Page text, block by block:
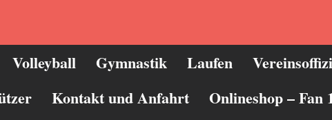
Volleyball Gymnastik Laufen
Kontakt und Anfahrt Onlineshop – Fan